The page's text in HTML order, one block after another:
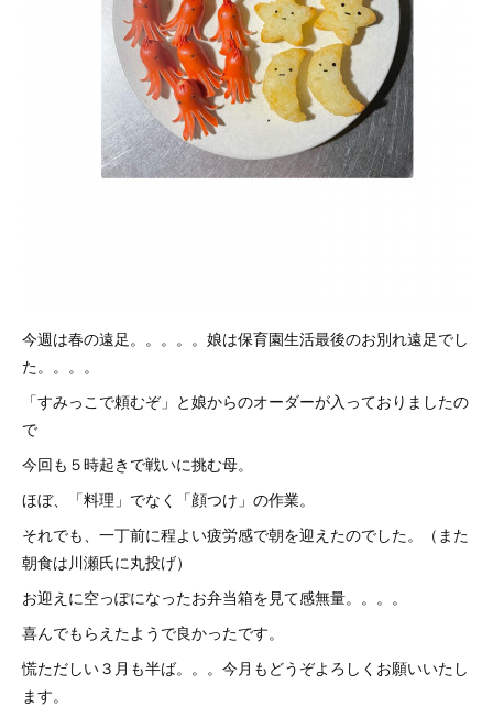
今週は春の遠足。。。。。娘は保育園生活最後のお別れ遠足でし
た。。。。
「すみっこで頼むぞ」と娘からのオーダーが入っておりましたの
で
今回も５時起きで戦いに挑む母。
ほぼ、「料理」でなく「顔つけ」の作業。
それでも、一丁前に程よい疲労感で朝を迎えたのでした。（また
朝食は川瀬氏に丸投げ）
お迎えに空っぽになったお弁当箱を見て感無量。。。。
喜んでもらえたようで良かったです。
慌ただしい３月も半ば。。。今月もどうぞよろしくお願いいたし
ます。